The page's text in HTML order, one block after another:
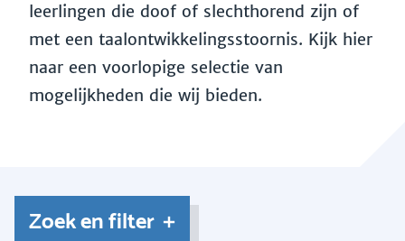
leerlingen die doof of slechthorend zijn of
met een taalontwikkelingsstoornis. Kijk hier
naar een voorlopige selectie van
mogelijkheden die wij bieden.
Zoek en filter